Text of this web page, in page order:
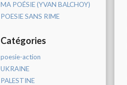
MA POÉSIE (YVAN BALCHOY)
POESIE SANS RIME
Catégories
poesie-action
UKRAINE
PALESTINE